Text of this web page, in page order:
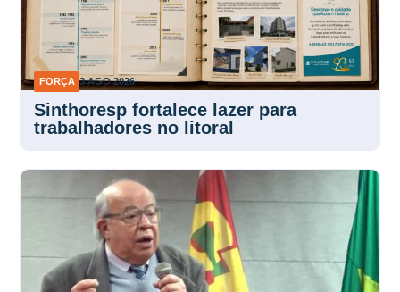
FORÇA 3 AGO 2026
Sinthoresp fortalece lazer para
trabalhadores no litoral